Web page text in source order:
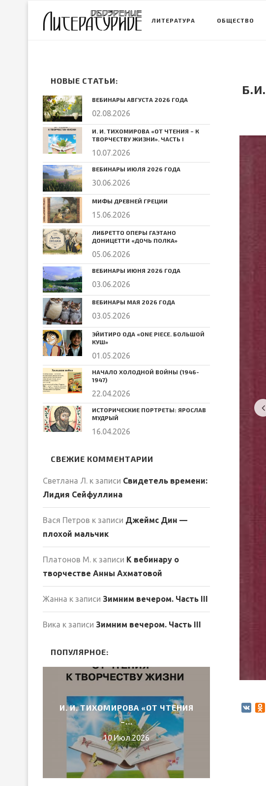
ЛИТЕРАТУРА ОБЩЕСТВО
VK
НОВЫЕ СТАТЬИ:
ВЕБИНАРЫ АВГУСТА 2026 ГОДА
02.08.2026
И. И. ТИХОМИРОВА «ОТ ЧТЕНИЯ – К
ТВОРЧЕСТВУ ЖИЗНИ». ЧАСТЬ I
10.07.2026
ВЕБИНАРЫ ИЮЛЯ 2026 ГОДА
30.06.2026
МИФЫ ДРЕВНЕЙ ГРЕЦИИ
15.06.2026
ЛИБРЕТТО ОПЕРЫ ГАЭТАНО
ДОНИЦЕТТИ «ДОЧЬ ПОЛКА»
05.06.2026
ВЕБИНАРЫ ИЮНЯ 2026 ГОДА
03.06.2026
ВЕБИНАРЫ МАЯ 2026 ГОДА
03.05.2026
ЭЙИТИРО ОДА «ONE PIECE. БОЛЬШОЙ
КУШ»
01.05.2026
НАЧАЛО ХОЛОДНОЙ ВОЙНЫ (1946-
1947)
22.04.2026
ИСТОРИЧЕСКИЕ ПОРТРЕТЫ: ЯРОСЛАВ
МУДРЫЙ
16.04.2026
СВЕЖИЕ КОММЕНТАРИИ
Светлана Л. к записи Свидетель времени:
Лидия Сейфуллина
Вася Петров к записи Джеймс Дин —
плохой мальчик
Платонов М. к записи К вебинару о
творчестве Анны Ахматовой
Жанна к записи Зимним вечером. Часть III
Вика к записи Зимним вечером. Часть III
ПОПУЛЯРНОЕ:
И. И. ТИХОМИРОВА «ОТ ЧТЕНИЯ
–...
10.Июл.2026